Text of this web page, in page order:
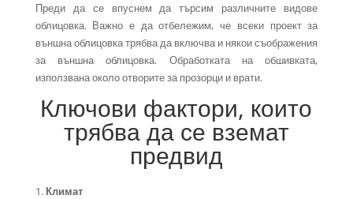
Преди да се впуснем да търсим различните видове
облицовка. Важно е да отбележим, че всеки проект за
външна облицовка трябва да включва и някои съображения
за външна облицовка. Обработката на обшивката,
използвана около отворите за прозорци и врати.
Ключови фактори, които
трябва да се вземат
предвид
Климат